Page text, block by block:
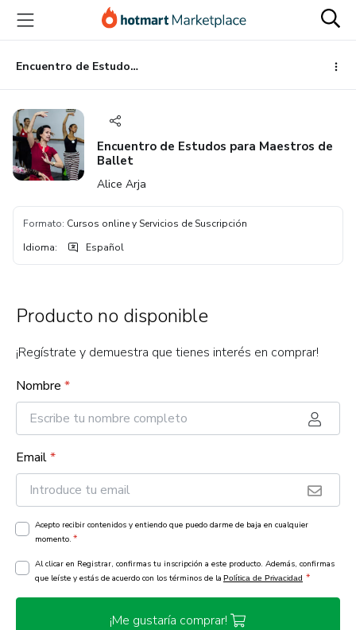
principal
página
de
página
Encuentro de Estudos para Maestros de Ballet
Encuentro de Estudos para Maestros de
Ballet
Alice Arja
Formato: Cursos online y Servicios de Suscripción
Idioma: Español
Producto no disponible
¡Regístrate y demuestra que tienes interés en comprar!
Nombre *
Email*
Acepto recibir contenidos y entiendo que puedo darme de baja en cualquier
momento. *
Al clicar en Registrar, confirmas tu inscripción a este producto. Además, confirmas
que leíste y estás de acuerdo con los términos de la Política de Privacidad *
¡Me gustaría comprar!